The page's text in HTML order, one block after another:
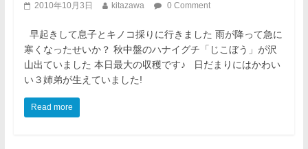
2010年10月3日 kitazawa 0 Comment
早起きして息子とキノコ採りに行きました 雨が降って急に
寒くなったせいか？ 秋中盤のハナイグチ「じこぼう」が沢
山出ていました 本日最大の収穫です♪ 日だまりにはかわい
い３姉弟が生えていました!
Read more